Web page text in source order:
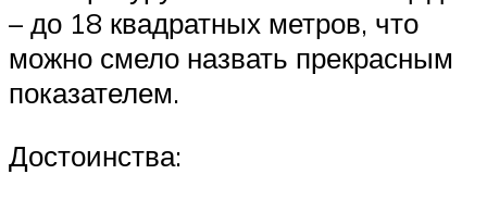
– до 18 квадратных метров, что
можно смело назвать прекрасным
показателем.
Достоинства: